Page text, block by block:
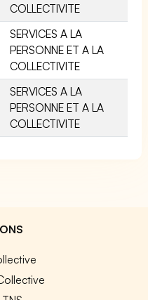
COLLECTIVITE
SERVICES A LA
PERSONNE ET A LA
COLLECTIVITE
SERVICES A LA
PERSONNE ET A LA
COLLECTIVITE